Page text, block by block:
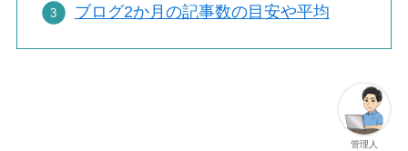
ブログ2か月の記事数の目安や平均
管理人